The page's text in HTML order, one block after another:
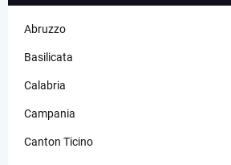
Abruzzo
Basilicata
Calabria
Campania
Canton Ticino